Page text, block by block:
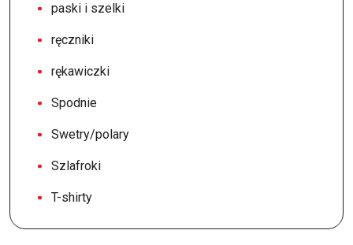
paski i szelki
ręczniki
rękawiczki
Spodnie
Swetry/polary
Szlafroki
T-shirty